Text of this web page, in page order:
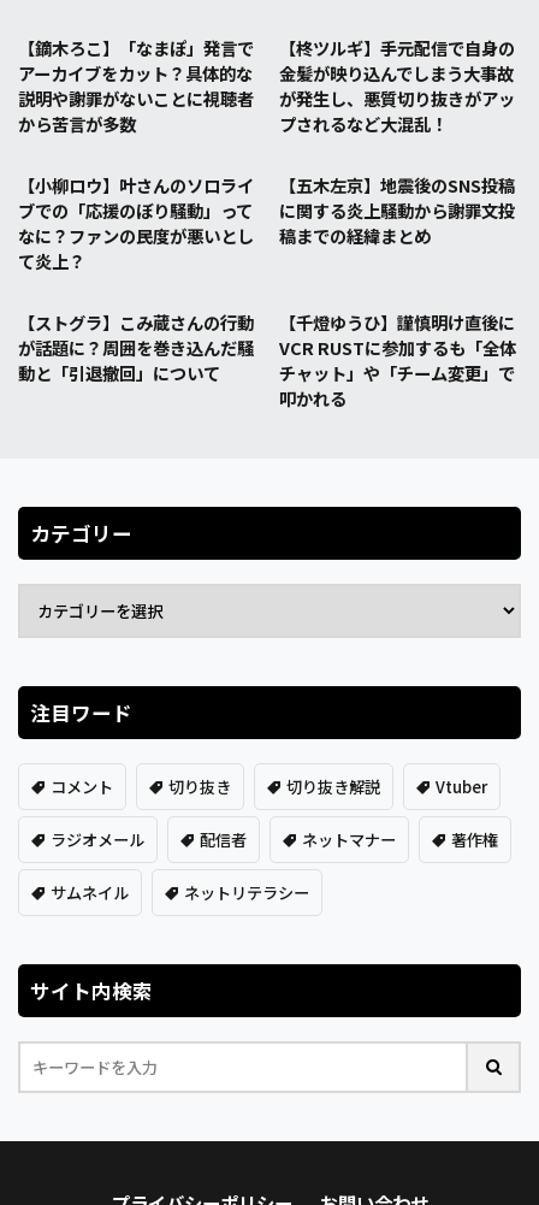
【鏑木ろこ】「なまぽ」発言で
アーカイブをカット？具体的な
説明や謝罪がないことに視聴者
から苦言が多数
【柊ツルギ】手元配信で自身の
金髪が映り込んでしまう大事故
が発生し、悪質切り抜きがアッ
プされるなど大混乱！
【小柳ロウ】叶さんのソロライ
ブでの「応援のぼり騒動」って
なに？ファンの民度が悪いとし
て炎上？
【五木左京】地震後のSNS投稿
に関する炎上騒動から謝罪文投
稿までの経緯まとめ
【ストグラ】こみ蔵さんの行動
が話題に？周囲を巻き込んだ騒
動と「引退撤回」について
【千燈ゆうひ】謹慎明け直後に
VCR RUSTに参加するも「全体
チャット」や「チーム変更」で
叩かれる
カテゴリー
注目ワード
コメント 切り抜き 切り抜き解説 Vtuber
ラジオメール 配信者 ネットマナー 著作権
サムネイル ネットリテラシー
サイト内検索